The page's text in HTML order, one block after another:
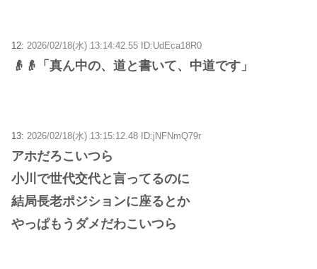
12: 2026/02/18(水) 13:14:42.55 ID:UdEca18R0
👴👴「真ん中の、道と書いて、中道です」
13: 2026/02/18(水) 13:15:12.48 ID:jNFNmQ79r
アホだろこいつら
小川で世代交代と言ってるのに
結局長老ポジションに座るとか
やっぱもうダメだわこいつら